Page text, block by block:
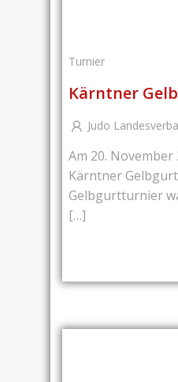
Turnier
Kärntner
Judo
Am 20.
Kärntner
Gelbgurtturnier
[…]